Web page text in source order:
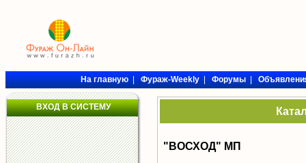
На главную|Фураж-Weekly|Форумы|
ВХОД В СИСТЕМУ
"ВОСХОД" МП